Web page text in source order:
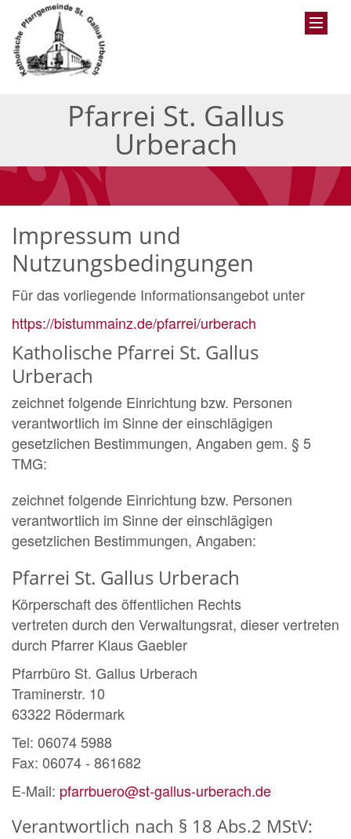
Pfarrei St. Gallus
Urberach
Impressum und
Nutzungsbedingungen
Für das vorliegende Informationsangebot unter
https://bistummainz.de/pfarrei/urberach
Katholische Pfarrei St. Gallus
Urberach
zeichnet folgende Einrichtung bzw. Personen
verantwortlich im Sinne der einschlägigen
gesetzlichen Bestimmungen, Angaben gem. § 5
TMG:
zeichnet folgende Einrichtung bzw. Personen
verantwortlich im Sinne der einschlägigen
gesetzlichen Bestimmungen, Angaben:
Pfarrei St. Gallus Urberach
Körperschaft des öffentlichen Rechts
vertreten durch den Verwaltungsrat, dieser vertreten
durch Pfarrer Klaus Gaebler
Pfarrbüro St. Gallus Urberach
Traminerstr. 10
63322 Rödermark
Tel: 06074 5988
Fax: 06074 - 861682
E-Mail: pfarrbuero@st-gallus-urberach.de
Verantwortlich nach § 18 Abs.2 MStV: